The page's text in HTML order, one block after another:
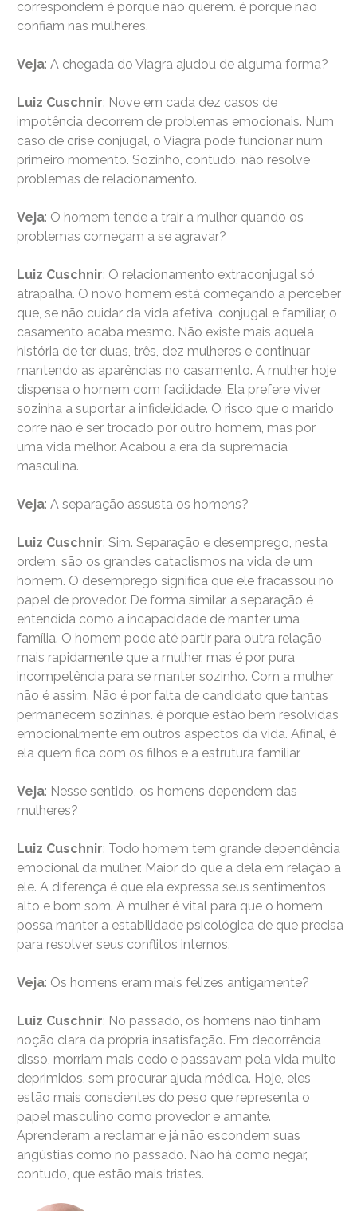
correspondem é porque não querem. é porque não
confiam nas mulheres.
Veja: A chegada do Viagra ajudou de alguma forma?
Luiz Cuschnir: Nove em cada dez casos de
impotência decorrem de problemas emocionais. Num
caso de crise conjugal, o Viagra pode funcionar num
primeiro momento. Sozinho, contudo, não resolve
problemas de relacionamento.
Veja: O homem tende a trair a mulher quando os
problemas começam a se agravar?
Luiz Cuschnir: O relacionamento extraconjugal só
atrapalha. O novo homem está começando a perceber
que, se não cuidar da vida afetiva, conjugal e familiar, o
casamento acaba mesmo. Não existe mais aquela
história de ter duas, três, dez mulheres e continuar
mantendo as aparências no casamento. A mulher hoje
dispensa o homem com facilidade. Ela prefere viver
sozinha a suportar a infidelidade. O risco que o marido
corre não é ser trocado por outro homem, mas por
uma vida melhor. Acabou a era da supremacia
masculina.
Veja: A separação assusta os homens?
Luiz Cuschnir: Sim. Separação e desemprego, nesta
ordem, são os grandes cataclismos na vida de um
homem. O desemprego significa que ele fracassou no
papel de provedor. De forma similar, a separação é
entendida como a incapacidade de manter uma
família. O homem pode até partir para outra relação
mais rapidamente que a mulher, mas é por pura
incompetência para se manter sozinho. Com a mulher
não é assim. Não é por falta de candidato que tantas
permanecem sozinhas. é porque estão bem resolvidas
emocionalmente em outros aspectos da vida. Afinal, é
ela quem fica com os filhos e a estrutura familiar.
Veja: Nesse sentido, os homens dependem das
mulheres?
Luiz Cuschnir: Todo homem tem grande dependência
emocional da mulher. Maior do que a dela em relação a
ele. A diferença é que ela expressa seus sentimentos
alto e bom som. A mulher é vital para que o homem
possa manter a estabilidade psicológica de que precisa
para resolver seus conflitos internos.
Veja: Os homens eram mais felizes antigamente?
Luiz Cuschnir: No passado, os homens não tinham
noção clara da própria insatisfação. Em decorrência
disso, morriam mais cedo e passavam pela vida muito
deprimidos, sem procurar ajuda médica. Hoje, eles
estão mais conscientes do peso que representa o
papel masculino como provedor e amante.
Aprenderam a reclamar e já não escondem suas
angústias como no passado. Não há como negar,
contudo, que estão mais tristes.